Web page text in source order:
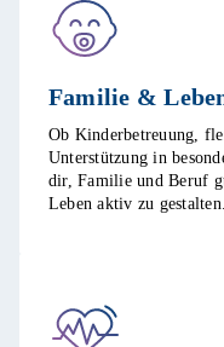
Familie &
Ob Kinderbetreuung,
Unterstützung in
dir, Familie und Beruf
Leben aktiv zu gestalten. ​